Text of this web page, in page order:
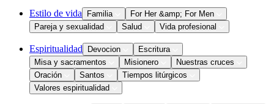
Estilo de vida Familia
For Her &amp; For Men
Pareja y sexualidad
Salud Vida profesional
Espiritualidad Devocion
Escritura
Misa y sacramentos
Misionero
Nuestras cruces
Oración
Santos
Tiempos litúrgicos
Valores espiritualidad